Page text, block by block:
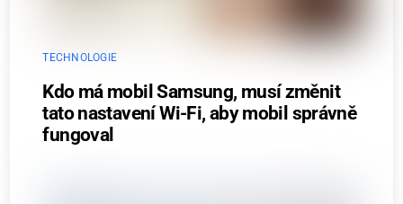
TECHNOLOGIE
Kdo má mobil Samsung, musí změnit
tato nastavení Wi-Fi, aby mobil správně
fungoval